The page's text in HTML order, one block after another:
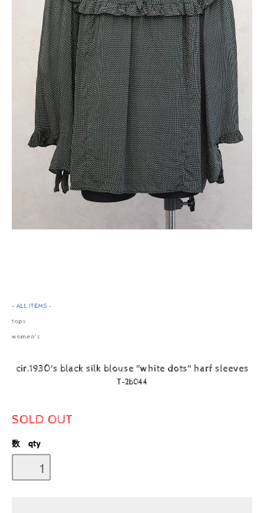
- ALL ITEMS -
tops
women's
cir.1930's black silk blouse "white dots" harf sleeves
T-2b044
SOLD OUT
数 qty